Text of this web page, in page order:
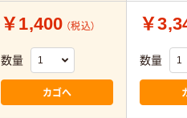
￥1,400 （税込）
数量
カゴへ
￥
数量